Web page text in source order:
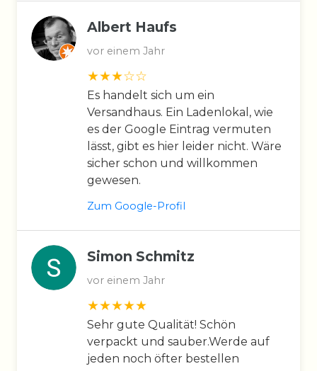
Albert Haufs
vor einem Jahr
Es handelt sich um ein
Versandhaus. Ein Ladenlokal, wie
es der Google Eintrag vermuten
lässt, gibt es hier leider nicht. Wäre
sicher schon und willkommen
gewesen.
Zum Google-Profil
Simon Schmitz
vor einem Jahr
Sehr gute Qualität! Schön
verpackt und sauber.Werde auf
jeden noch öfter bestellen